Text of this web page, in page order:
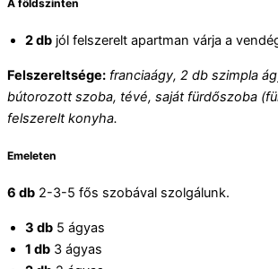
A földszinten
2 db jól felszerelt apartman várja a
Felszereltsége: franciaágy, 2 db szimpla
bútorozott szoba, tévé, saját fürdőszoba
felszerelt konyha.
Emeleten
6 db 2-3-5 fős szobával szolgálunk.
3 db 5 ágyas
1 db 3 ágyas